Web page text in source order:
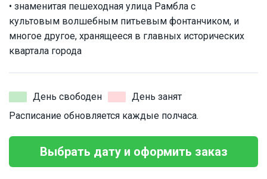
• знаменитая пешеходная улица Рамбла с
культовым волшебным питьевым фонтанчиком, и
многое другое, хранящееся в главных исторических
квартала города
День свободен
День занят
Расписание обновляется каждые полчаса.
Выбрать дату и оформить заказ